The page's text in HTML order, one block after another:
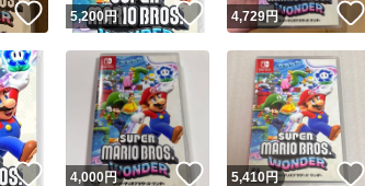
スピード発送
安心発送
いいね！
5,200円 いいね！
4,729円
いいね！
4,000円 いいね！
5,410円